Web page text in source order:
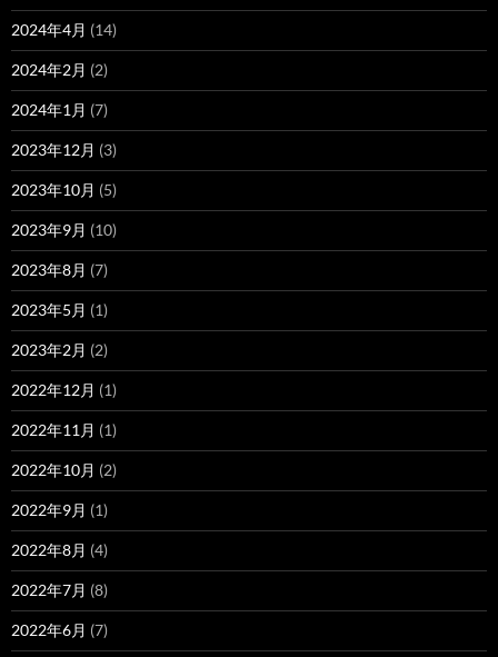
2024年4月 (14)
2024年2月 (2)
2024年1月 (7)
2023年12月 (3)
2023年10月 (5)
2023年9月 (10)
2023年8月 (7)
2023年5月 (1)
2023年2月 (2)
2022年12月 (1)
2022年11月 (1)
2022年10月 (2)
2022年9月 (1)
2022年8月 (4)
2022年7月 (8)
2022年6月 (7)